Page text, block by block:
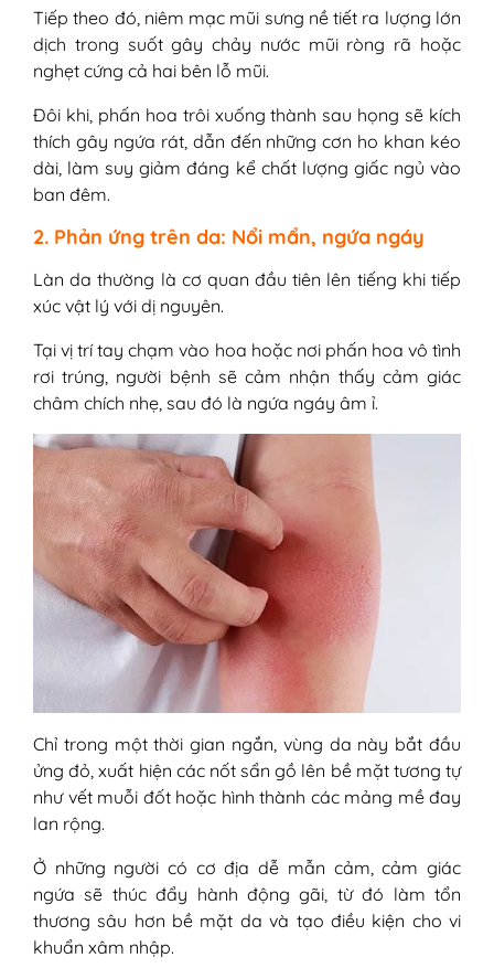
Tiếp theo đó, niêm mạc mũi sưng nề tiết ra lượng lớn
dịch trong suốt gây chảy nước mũi ròng rã hoặc
nghẹt cứng cả hai bên lỗ mũi.
Đôi khi, phấn hoa trôi xuống thành sau họng sẽ kích
thích gây ngứa rát, dẫn đến những cơn ho khan kéo
dài, làm suy giảm đáng kể chất lượng giấc ngủ vào
ban đêm.
2. Phản ứng trên da: Nổi mẩn, ngứa ngáy
Làn da thường là cơ quan đầu tiên lên tiếng khi tiếp
xúc vật lý với dị nguyên.
Tại vị trí tay chạm vào hoa hoặc nơi phấn hoa vô tình
rơi trúng, người bệnh sẽ cảm nhận thấy cảm giác
châm chích nhẹ, sau đó là ngứa ngáy âm ỉ.
Chỉ trong một thời gian ngắn, vùng da này bắt đầu
ửng đỏ, xuất hiện các nốt sẩn gồ lên bề mặt tương tự
như vết muỗi đốt hoặc hình thành các mảng mề đay
lan rộng.
Ở những người có cơ địa dễ mẫn cảm, cảm giác
ngứa sẽ thúc đẩy hành động gãi, từ đó làm tổn
thương sâu hơn bề mặt da và tạo điều kiện cho vi
khuẩn xâm nhập.